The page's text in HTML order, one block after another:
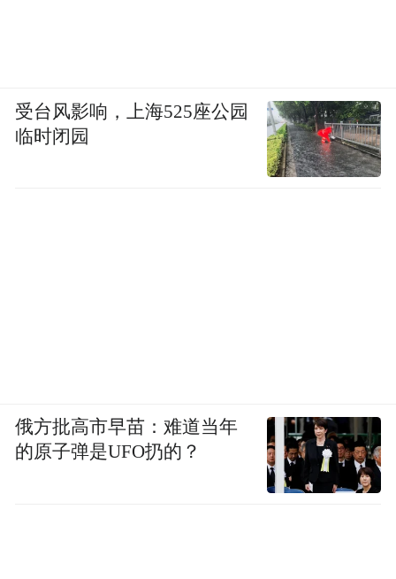
受台风影响，上海525座公园
临时闭园
俄方批高市早苗：难道当年
的原子弹是UFO扔的？